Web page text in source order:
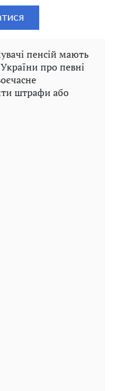
пенсій мають
про певні
штрафи або